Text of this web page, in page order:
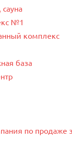
сауна
№1
комплекс
база
по продаже